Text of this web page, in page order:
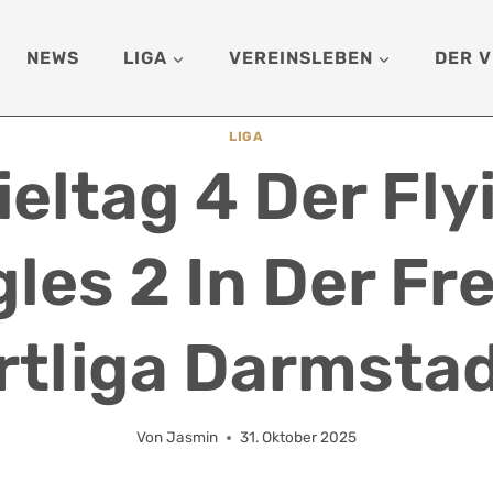
NEWS LIGA VEREINSLEBEN DER
LIGA
4 Der
2 In Der
VonJasmin 31. Oktober 2025